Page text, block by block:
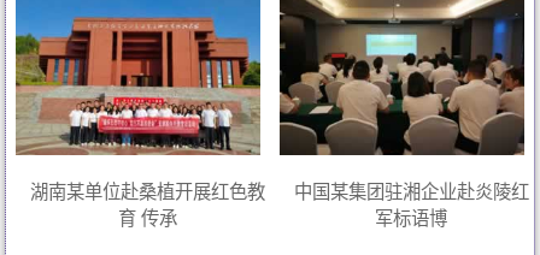
湖南某单位赴桑植开展红色教
育 传承
中国某集团驻湘企业赴炎陵红
军标语博